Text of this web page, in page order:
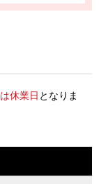
休業日 となりま